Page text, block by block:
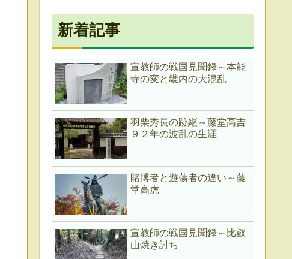
新着記事
宣教師の戦国見聞録～本能
寺の変と畿内の大混乱
羽柴秀長の跡継～藤堂高吉
９２年の波乱の生涯
賭博者と遊蕩者の違い～藤
堂高虎
宣教師の戦国見聞録～比叡
山焼き討ち